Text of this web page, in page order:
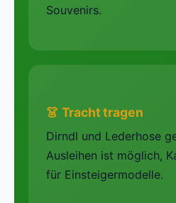
Souvenirs.
👗 Tracht tragen
Dirndl und Lederhose
Ausleihen ist möglich,
für Einsteigermodelle.